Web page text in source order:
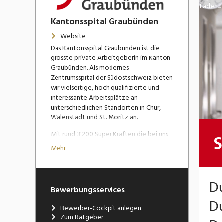
Kantonsspital Graubünden
Website
Das Kantonsspital Graubünden ist die
grösste private Arbeitgeberin im Kanton
Graubünden. Als modernes
Zentrumsspital der Südostschweiz bieten
wir vielseitige, hoch qualifizierte und
interessante Arbeitsplätze an
unterschiedlichen Standorten in Chur,
Walenstadt und St. Moritz an.
Mit rund 3'200 Super Kräften die bei uns
arbeiten, verfügen wir über eine
attraktive Grösse: wir sind klein genug,
und Methoden zu finanzieren, sodass
Spitzenmedizin angeboten werden
kann.
Mehr
Bewerbungsservices
Bewerber-Cockpit anlegen
Zum Ratgeber
Laden...